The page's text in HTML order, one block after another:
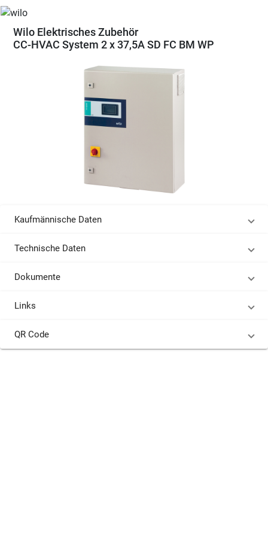
Wilo Elektrisches Zubehör
CC-HVAC System 2 x 37,5A SD FC BM WP
Kaufmännische Daten
Technische Daten
Dokumente
Links
QR Code